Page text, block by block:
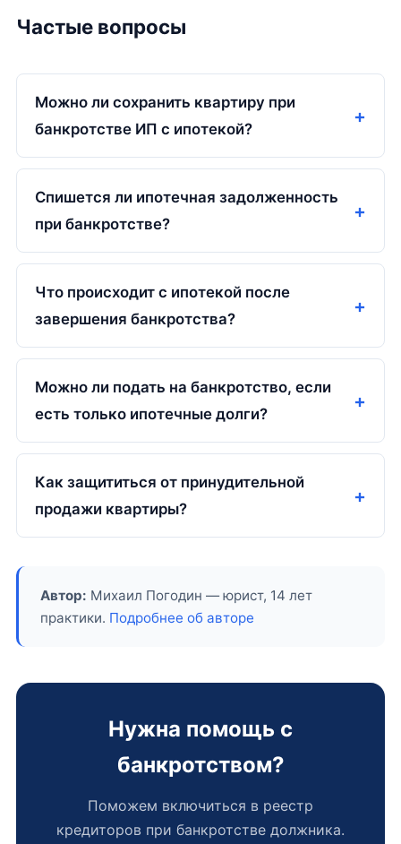
Частые вопросы
Можно ли сохранить квартиру при
банкротстве ИП с ипотекой?
Спишется ли ипотечная задолженность
при банкротстве?
Что происходит с ипотекой после
завершения банкротства?
Можно ли подать на банкротство, если
есть только ипотечные долги?
Как защититься от принудительной
продажи квартиры?
Автор: Михаил Погодин — юрист, 14 лет
практики. Подробнее об авторе
Нужна помощь с
банкротством?
Поможем включиться в реестр
кредиторов при банкротстве должника.